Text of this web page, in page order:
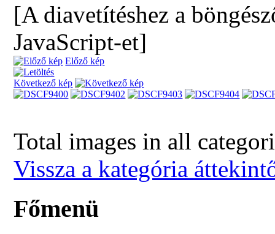
[A diavetítéshez a
JavaScript-et]
Előző kép
Következő kép
Total images in all
Vissza a kategória
Főmenü